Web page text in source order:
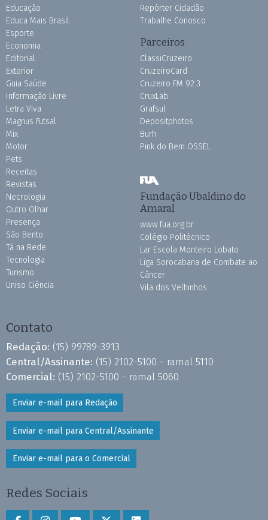
Educação
Educa Mais Brasil
Esporte
Economia
Editorial
Exterior
Guia Saúde
Informação Livre
Letra Viva
Magnus Futsal
Mix
Motor
Pets
Receitas
Revistas
Necrologia
Outro Olhar
Presença
São Bento
Tá na Rede
Tecnologia
Turismo
Uniso Ciência
Repórter Cidadão
Trabalhe Conosco
Parceiros
ClassiCruzeiro
CruzeiroCard
Cruzeiro FM 92.3
CruxLab
Grafsul
Depositphotos
Burh
Pink do Bem OSSEL
Fundação Ubaldino do
Amaral
www.fua.org.br
Colégio Politécnico
Lar Escola Monteiro Lobato
Liga Sorocabana de Combate ao
Câncer
Vila dos Velhinhos
Contato
Redação: (15) 99789-3913
Central/Assinante: (15) 2102-5100 - ramal 5110
Comercial: (15) 2102-5100 - ramal 5060
Enviar e-mail para Redação
Enviar e-mail para Central/Assinante
Enviar e-mail para o Comercial
Redes Sociais